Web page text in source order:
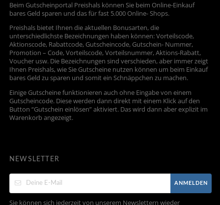
Beim Gutscheinportal Preishals können Sie beim Online-Einkauf
bares Geld sparen und das für fast 5.000 Online- Shops.
Preishals bietet Ihnen die aktuellen Bonusarten, die
unterschiedlichste Bezeichnungen haben können: Vorteilscode,
Aktionscode, Rabattcode, Gutscheincode, Gutschein- Nummer,
Promotion – Code, Vorteilscode, Vorteilsnummer, Aktions-Rabatt,
Voucher usw. Die Bezeichnungen sind verschieden, aber immer zeigt
Ihnen Preishals, wie Sie Gutscheine nutzen können um beim Einkauf
bares Geld zu sparen und somit ein Schnäppchen zu machen.
Einige Gutscheine funktionieren auch ohne Eingabe von einem
Gutscheincode. Diese werden dann direkt mit einem Klick auf den
Button “Gutschein einlösen” aktiviert. Das wird dann aber explizit im
Warenkorb angezeigt.
NEWSLETTER
ANMELDEN
Sie können sich jederzeit von unserem Newslettern wieder